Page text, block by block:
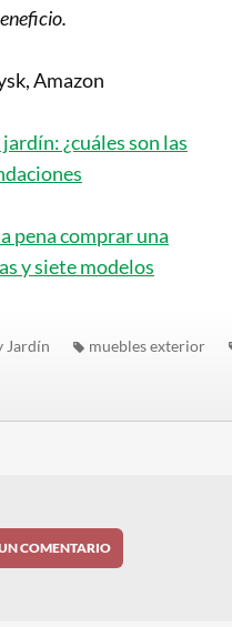
Amazon
¿cuáles son las
pena comprar una
y siete modelos
Jardín muebles exterior
COMENTARIO